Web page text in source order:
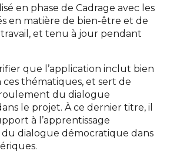
en phase de Cadrage avec les
en matière de bien-être et de
et tenu à jour pendant
que l’application inclut bien
ces thématiques, et sert de
du dialogue
le projet. À ce dernier titre, il
à l’apprentissage
dialogue démocratique dans